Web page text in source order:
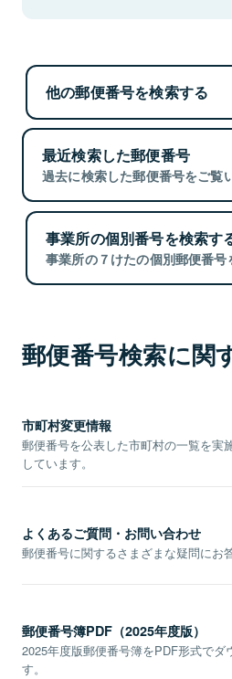
他の郵便番号を検索する
最近検索した郵便番号
過去に検索した郵便番号をご覧
事業所の個別番号を検索す
事業所の７けたの個別郵便番号
郵便番号検索に関
市町村変更情報
郵便番号を公表した市町村の一覧を実
しています。
よくあるご質問・お問い合わせ
郵便番号に関するさまざまな疑問にお
郵便番号簿PDF（2025年度版）
2025年度版郵便番号簿をPDF形式でダ
す。